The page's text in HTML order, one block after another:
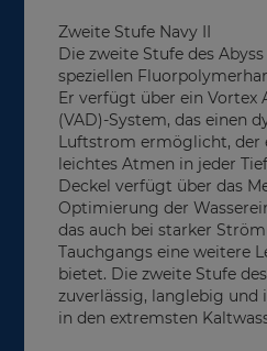
Zweite Stufe Navy II
Die zweite Stufe des
speziellen
Er verfügt über ein Vortex
(VAD)-System, das einen
Luftstrom ermöglicht, der
leichtes Atmen in jeder
Deckel verfügt über das
Optimierung der
das auch bei starker
Tauchgangs eine weitere
bietet. Die zweite Stufe
zuverlässig, langlebig und
in den extremsten